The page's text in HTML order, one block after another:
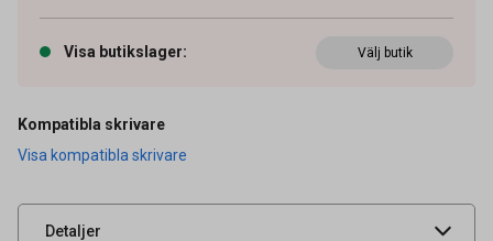
Visa butikslager: Välj butik
Kompatibla skrivare
Visa kompatibla skrivare
Detaljer
Tidigare artikelnummer
Leverantörens
UNSPSC 44103105